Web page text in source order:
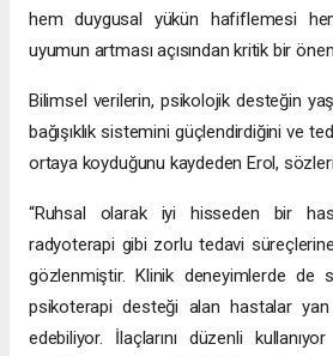
hem duygusal yükün hafiflemesi
uyumun artması açısından kritik bir
Bilimsel verilerin, psikolojik desteğin
bağışıklık sistemini güçlendirdiğini ve
ortaya koyduğunu kaydeden Erol,
“Ruhsal olarak iyi hisseden bir
radyoterapi gibi zorlu tedavi
gözlenmiştir. Klinik deneyimlerde de
psikoterapi desteği alan hastalar
edebiliyor. İlaçlarını düzenli